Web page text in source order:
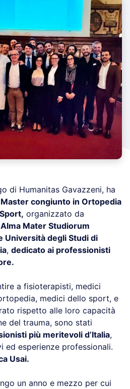
di Humanitas Gavazzeni, ha
Master congiunto in Ortopedia
organizzato da
Mater Studiorum
Università degli Studi di
, dedicato ai professionisti
a fisioterapisti, medici
medici dello sport, e
rispetto alle loro capacità
del trauma, sono stati
più meritevoli d’Italia,
esperienze professionali.
Usai.
un anno e mezzo per cui